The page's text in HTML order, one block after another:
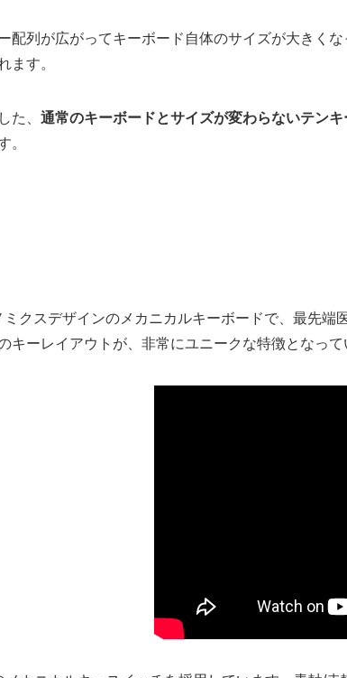
配列が広がってキーボード自体のサイズが大きく
ます。
た、 通常のキーボードとサイズが変わらないテン
。
ミクスデザインのメカニカルキーボードで、最先
キーレイアウトが、非常にユニークな特徴となって